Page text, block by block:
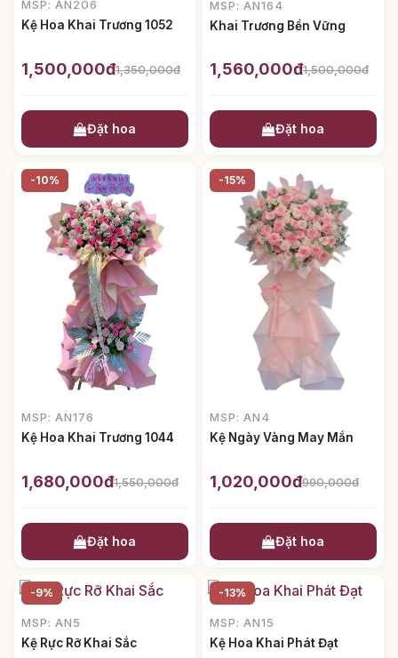
MSP: AN206
Kệ Hoa Khai Trương 1052
1,500,000đ1,350,000đ
Đặt hoa
MSP: AN164
Khai Trương Bền Vững
1,560,000đ1,500,000đ
Đặt hoa
-10%
MSP: AN176
Kệ Hoa Khai Trương 1044
1,680,000đ1,550,000đ
Đặt hoa
-15%
MSP: AN4
Kệ Ngày Vàng May Mắn
1,020,000đ990,000đ
Đặt hoa
-9%
MSP: AN5
Kệ Rực Rỡ Khai Sắc
-13%
MSP: AN15
Kệ Hoa Khai Phát Đạt